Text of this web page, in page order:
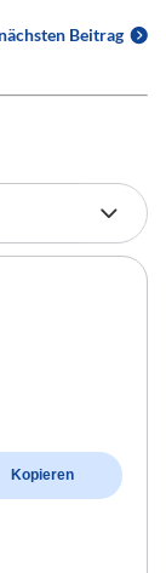
Beitrag
Kopieren